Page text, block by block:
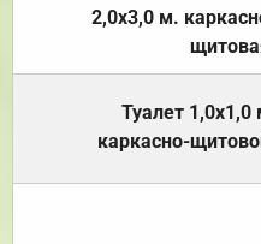
2,0х3,0 м.
Туалет 1,0х1,0
каркасно-